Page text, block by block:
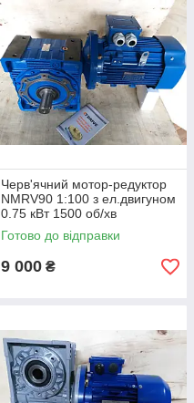
Черв'ячний мотор-редуктор
NMRV90 1:100 з ел.двигуном
0.75 кВт 1500 об/хв
Готово до відправки
9 000 ₴